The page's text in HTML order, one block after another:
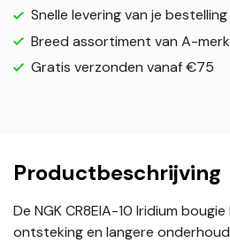
Snelle levering van je bestelling
Breed assortiment van A-
Gratis verzonden vanaf €75
Productbeschrijving
De NGK CR8EIA-10 Iridium
ontsteking en langere